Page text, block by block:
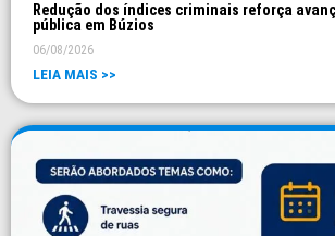
Redução dos índices criminais reforça
pública em Búzios
06/08/2026
LEIA MAIS >>